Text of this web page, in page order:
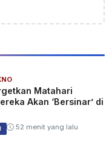
Matahari
Akan ‘Bersinar’ di
52 menit yang lalu